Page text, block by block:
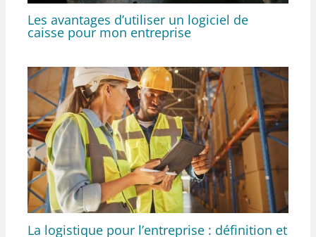
Les avantages d’utiliser un logiciel de
caisse pour mon entreprise
La logistique pour l’entreprise : définition et